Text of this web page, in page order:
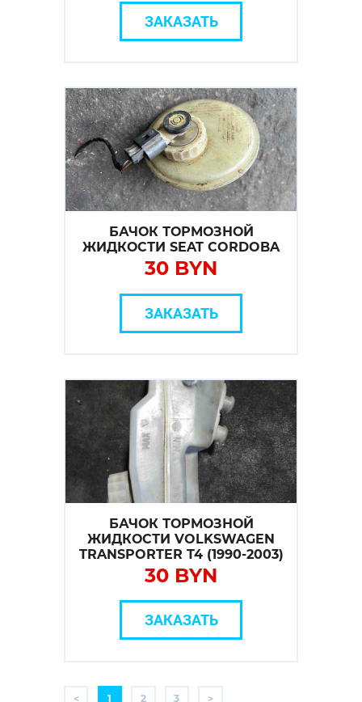
ЗАКАЗАТЬ
БАЧОК ТОРМОЗНОЙ
ЖИДКОСТИ SEAT CORDOBA
30 BYN
ЗАКАЗАТЬ
БАЧОК ТОРМОЗНОЙ
ЖИДКОСТИ VOLKSWAGEN
TRANSPORTER T4 (1990-2003)
30 BYN
ЗАКАЗАТЬ
< 1 2 3 >